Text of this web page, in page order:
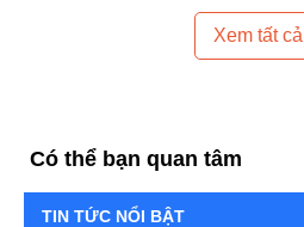
Xem tất cả
Có thể bạn quan tâm
TIN TỨC NỔI BẬT